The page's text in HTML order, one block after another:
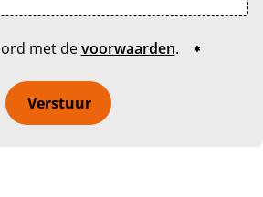
met devoorwaarden.
Verstuur